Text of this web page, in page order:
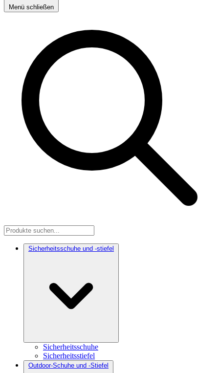
Menü schließen
Sicherheitsschuhe und -stiefel
Sicherheitsschuhe
Sicherheitsstiefel
Outdoor-Schuhe und -Stiefel